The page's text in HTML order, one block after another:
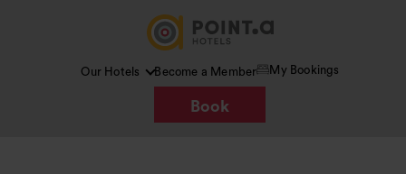
Our Hotels Become a Member My Bookings
Book